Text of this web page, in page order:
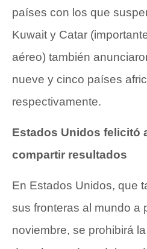
países con los que
Kuwait y Catar
aéreo) también
nueve y cinco países
respectivamente.
Estados Unidos felicitó
compartir resultados
En Estados Unidos, que
sus fronteras al mundo a
noviembre, se prohibirá